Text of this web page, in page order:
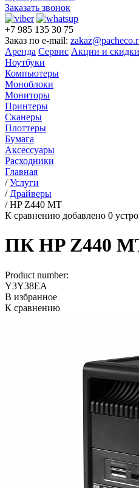
Заказать звонок
+7 985 135 30 75
Заказ по e-mail:
Аренда Сервис Акции и скидки
Ноутбуки
Компьютеры
Моноблоки
Мониторы
Принтеры
Сканеры
Плоттеры
Бумага
Аксессуары
Расходники
Главная
/Услуги
/ Драйверы
/HP Z440 MT
К сравнению добавлено 0
ПК HP Z440
Product number:
Y3Y38EA
В избранное
К сравнению